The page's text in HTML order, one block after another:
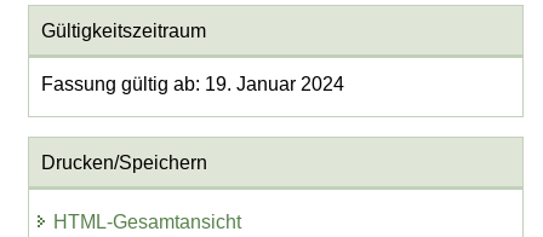
Gültigkeitszeitraum
Fassung gültig ab: 19. Januar 2024
Drucken/Speichern
HTML-Gesamtansicht